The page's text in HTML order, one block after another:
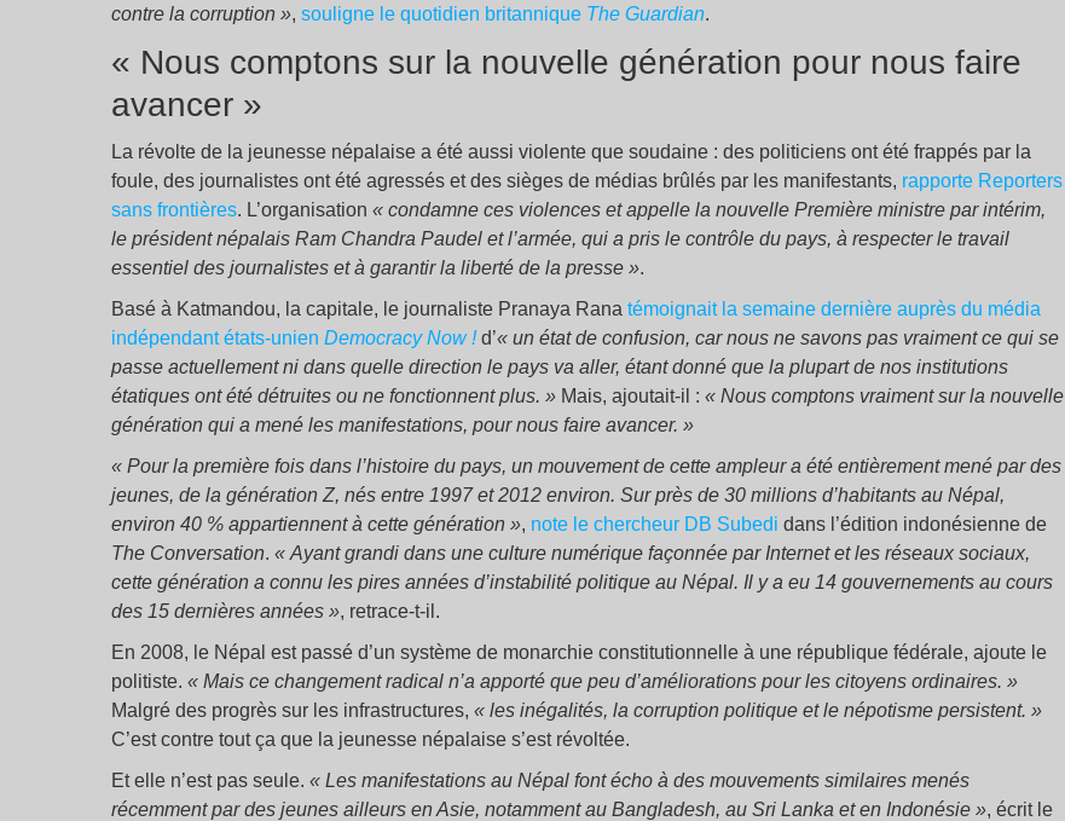
contre la corruption », souligne le quotidien britannique The Guardian.
« Nous comptons sur la nouvelle génération pour nous faire
avancer »
La révolte de la jeunesse népalaise a été aussi violente que soudaine : des politiciens ont été frappés par la
foule, des journalistes ont été agressés et des sièges de médias brûlés par les manifestants, rapporte Reporters
sans frontières. L’organisation « condamne ces violences et appelle la nouvelle Première ministre par intérim,
le président népalais Ram Chandra Paudel et l’armée, qui a pris le contrôle du pays, à respecter le travail
essentiel des journalistes et à garantir la liberté de la presse ».
Basé à Katmandou, la capitale, le journaliste Pranaya Rana témoignait la semaine dernière auprès du média
indépendant états-unien Democracy Now !d’« un état de confusion, car nous ne savons pas vraiment ce qui se
passe actuellement ni dans quelle direction le pays va aller, étant donné que la plupart de nos institutions
étatiques ont été détruites ou ne fonctionnent plus. » Mais, ajoutait-il : « Nous comptons vraiment sur la nouvelle
génération qui a mené les manifestations, pour nous faire avancer. »
« Pour la première fois dans l’histoire du pays, un mouvement de cette ampleur a été entièrement mené par des
jeunes, de la génération Z, nés entre 1997 et 2012 environ. Sur près de 30 millions d’habitants au Népal,
environ 40 % appartiennent à cette génération », note le chercheur DB Subedi dans l’édition indonésienne de
The Conversation. « Ayant grandi dans une culture numérique façonnée par Internet et les réseaux sociaux,
cette génération a connu les pires années d’instabilité politique au Népal. Il y a eu 14 gouvernements au cours
des 15 dernières années », retrace-t-il.
En 2008, le Népal est passé d’un système de monarchie constitutionnelle à une république fédérale, ajoute le
politiste. « Mais ce changement radical n’a apporté que peu d’améliorations pour les citoyens ordinaires. »
Malgré des progrès sur les infrastructures, « les inégalités, la corruption politique et le népotisme persistent. »
C’est contre tout ça que la jeunesse népalaise s’est révoltée.
Et elle n’est pas seule. « Les manifestations au Népal font écho à des mouvements similaires menés
récemment par des jeunes ailleurs en Asie, notamment au Bangladesh, au Sri Lanka et en Indonésie », écrit le